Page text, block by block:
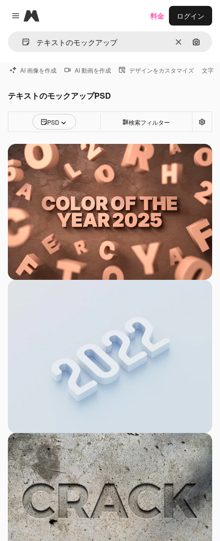
Close menu
Magnific
消去 画像で
料金 ログイン
AI 画像を作成 AI 動画を作成 デザインをカスタマイズ 文字
テキストのモックアップPSD
PSD 検索フィルター